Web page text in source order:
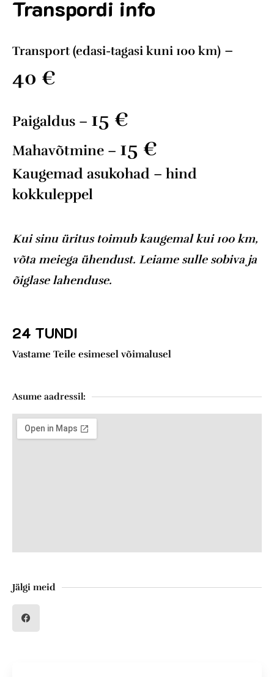
Transpordi info
Transport (edasi-tagasi kuni 100 km) –
40 €
Paigaldus – 15 €
Mahavõtmine – 15 €
Kaugemad asukohad – hind
kokkuleppel
Kui sinu üritus toimub kaugemal kui 100 km,
võta meiega ühendust. Leiame sulle sobiva ja
õiglase lahenduse.
24 TUNDI
Vastame Teile esimesel võimalusel
Asume aadressil:
Jälgi meid
F
a
c
e